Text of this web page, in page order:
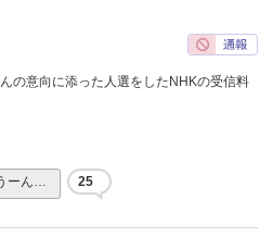
の意向に添った人選をしたNHKの受信料
ーん… 25